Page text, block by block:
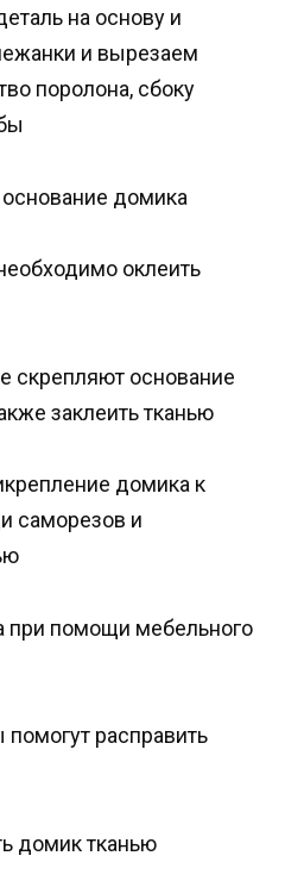
на основу и
и вырезаем
поролона, сбоку
домика
оклеить
скрепляют основание
заклеить тканью
домика к
саморезов и
помощи мебельного
расправить
домик тканью